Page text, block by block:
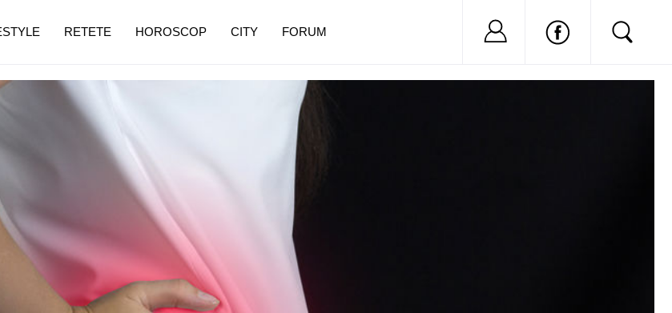
RETETE HOROSCOP CITY FORUM Nu ai cont?
de dureroasă este investigația